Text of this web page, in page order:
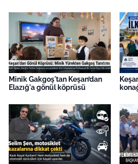
Minik Gakgoş'tan Keşan’dan
Elazığ'a gönül köprüsü